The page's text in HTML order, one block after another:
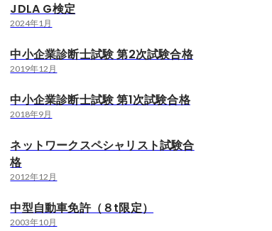
JDLA G検定
2024年1月
中小企業診断士試験 第2次試験合格
2019年12月
中小企業診断士試験 第1次試験合格
2018年9月
ネットワークスペシャリスト試験合
格
2012年12月
中型自動車免許（８t限定）
2003年10月